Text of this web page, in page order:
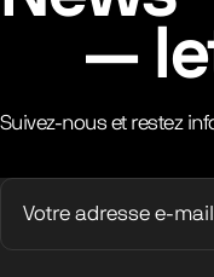
Suivez-nous et restez